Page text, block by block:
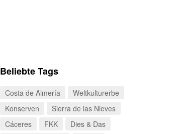
Beliebte Tags
Costa de Almería
Weltkulturerbe
Konserven
Sierra de las Nieves
Cáceres
FKK
Dies & Das